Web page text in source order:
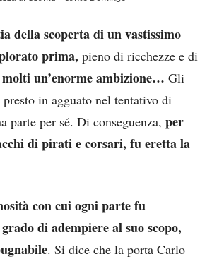
della scoperta di un vastissimo
prima, pieno di ricchezze e di
un’enorme ambizione… Gli
in agguato nel tentativo di
parte per sé. Di conseguenza, per
di pirati e corsari, fu eretta la
con cui ogni parte fu
diadempiere al suo scopo,
. Si dice che la porta Carlo